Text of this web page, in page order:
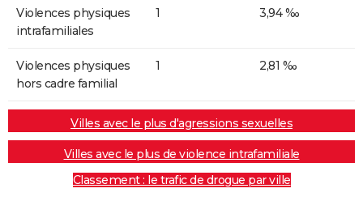
Violences physiques
intrafamiliales
1 3,94 ‰
Violences physiques
hors cadre familial
1 2,81 ‰
Villes avec le plus d'agressions sexuelles
Villes avec le plus de violence intrafamiliale
Classement : le trafic de drogue par ville